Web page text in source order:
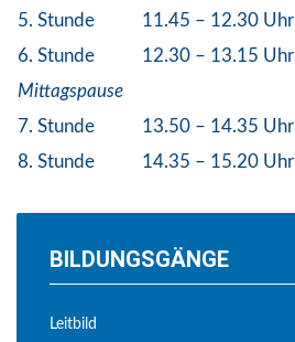
5. Stunde
11.45 – 12.30 Uhr
6. Stunde
12.30 – 13.15 Uhr
Mittagspause
7. Stunde
13.50 – 14.35 Uhr
8. Stunde
14.35 – 15.20 Uhr
BILDUNGSGÄNGE
Leitbild